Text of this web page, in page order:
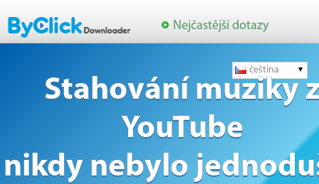
Nejčastější dotazy
čeština
Stahování muziky
YouTube
nikdy nebylo